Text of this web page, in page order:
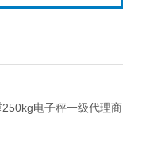
电子秤一级代理商